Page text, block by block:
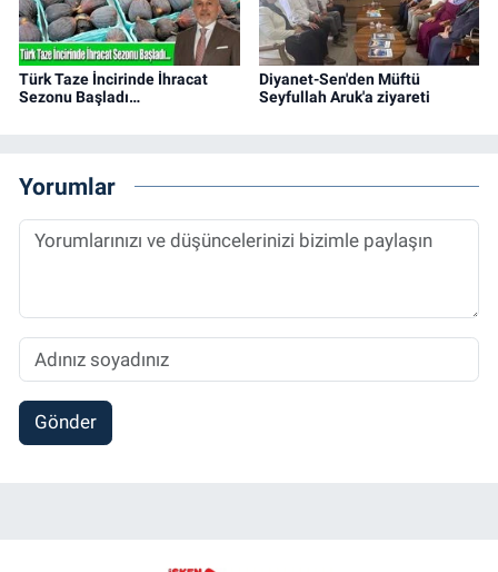
Türk Taze İncirinde İhracat
Sezonu Başladı…
Diyanet-Sen'den Müftü
Seyfullah Aruk'a ziyareti
Yorumlar
Gönder